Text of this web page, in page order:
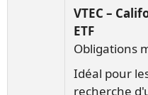
VTEC –
ETF
Obligations
Idéal pour
recherche